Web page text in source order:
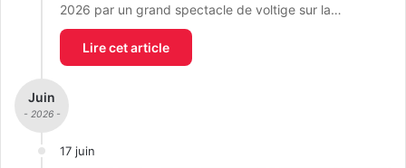
2026 par un grand spectacle de voltige sur la…
Lire cet article
Juin
- 2026 -
17 juin